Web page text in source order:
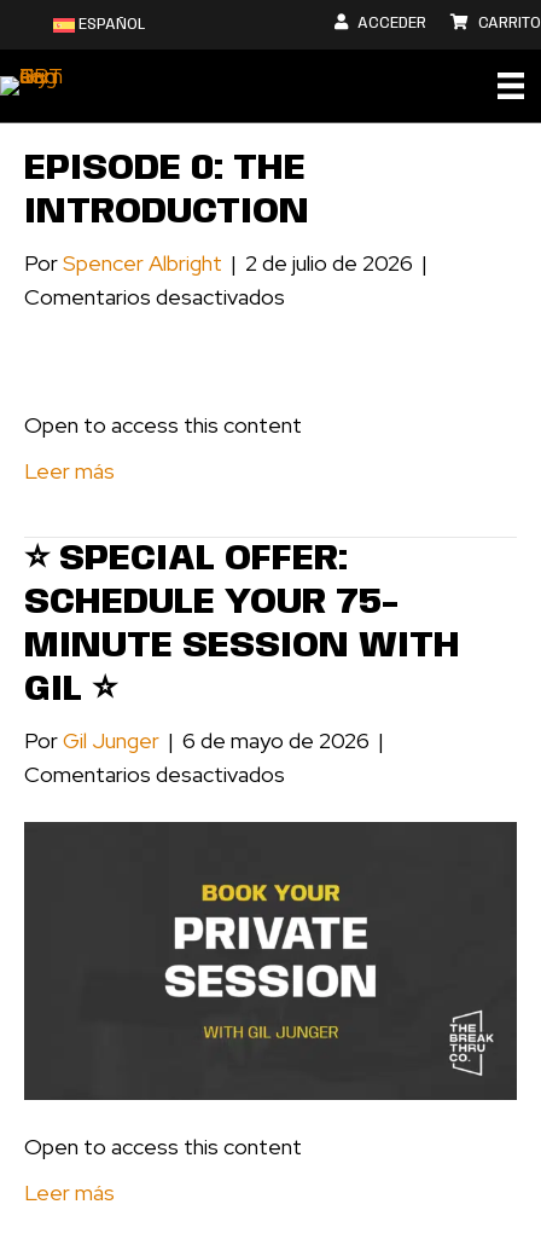
ESPAÑOL CARRITO
ACCEDER
EPISODE 0: THE
INTRODUCTION
PorSpencer Albright | 2 de julio de 2026 |
Comentarios desactivados
Introduction
Open to access this content
Leer más
⭐️ SPECIAL OFFER:
SCHEDULE YOUR 75-
MINUTE SESSION WITH
GIL ⭐️
PorGil Junger | 6 de mayo de 2026 |
Comentarios desactivados
Schedule
Your
75-
Session
⭐️
Open to access this content
Leer más